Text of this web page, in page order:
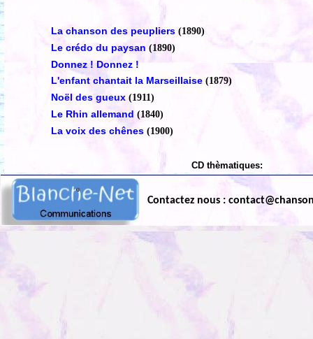
La chanson des peupliers (1890)
Le crédo du paysan (1890)
Donnez ! Donnez !
L'enfant chantait la Marseillaise (1879)
Noël des gueux (1911)
Le Rhin allemand (1840)
La voix des chênes (1900)
CD thèmatiques:
Contactez nous :